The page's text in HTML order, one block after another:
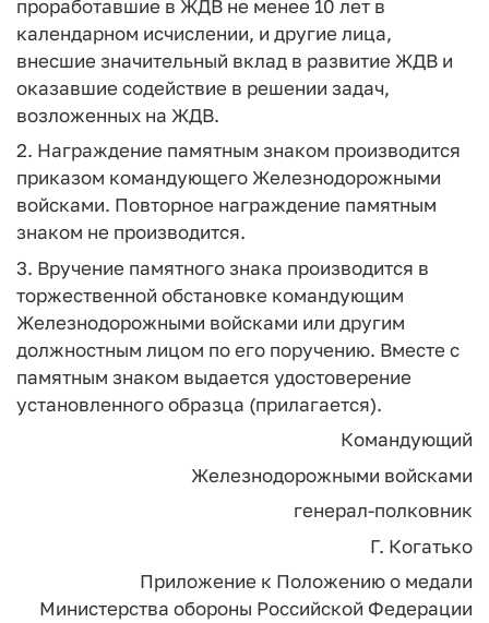
проработавшие в ЖДВ не менее 10 лет в
календарном исчислении, и другие лица,
внесшие значительный вклад в развитие ЖДВ и
оказавшие содействие в решении задач,
возложенных на ЖДВ.
2. Награждение памятным знаком производится
приказом командующего Железнодорожными
войсками. Повторное награждение памятным
знаком не производится.
3. Вручение памятного знака производится в
торжественной обстановке командующим
Железнодорожными войсками или другим
должностным лицом по его поручению. Вместе с
памятным знаком выдается удостоверение
установленного образца (прилагается).
Командующий
Железнодорожными войсками
генерал-полковник
Г. Когатько
Приложение к Положению о медали
Министерства обороны Российской Федерации